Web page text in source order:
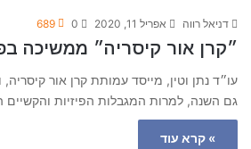
דניאל רווה אפריל 11, 2020 0
689
״קרן אור קיסריה״ ממשיכה
עו״ד נתן וטין, מייסד עמותת קרן אור
גם השנה, למרות המגבלות הפיזיות
» קרא עוד